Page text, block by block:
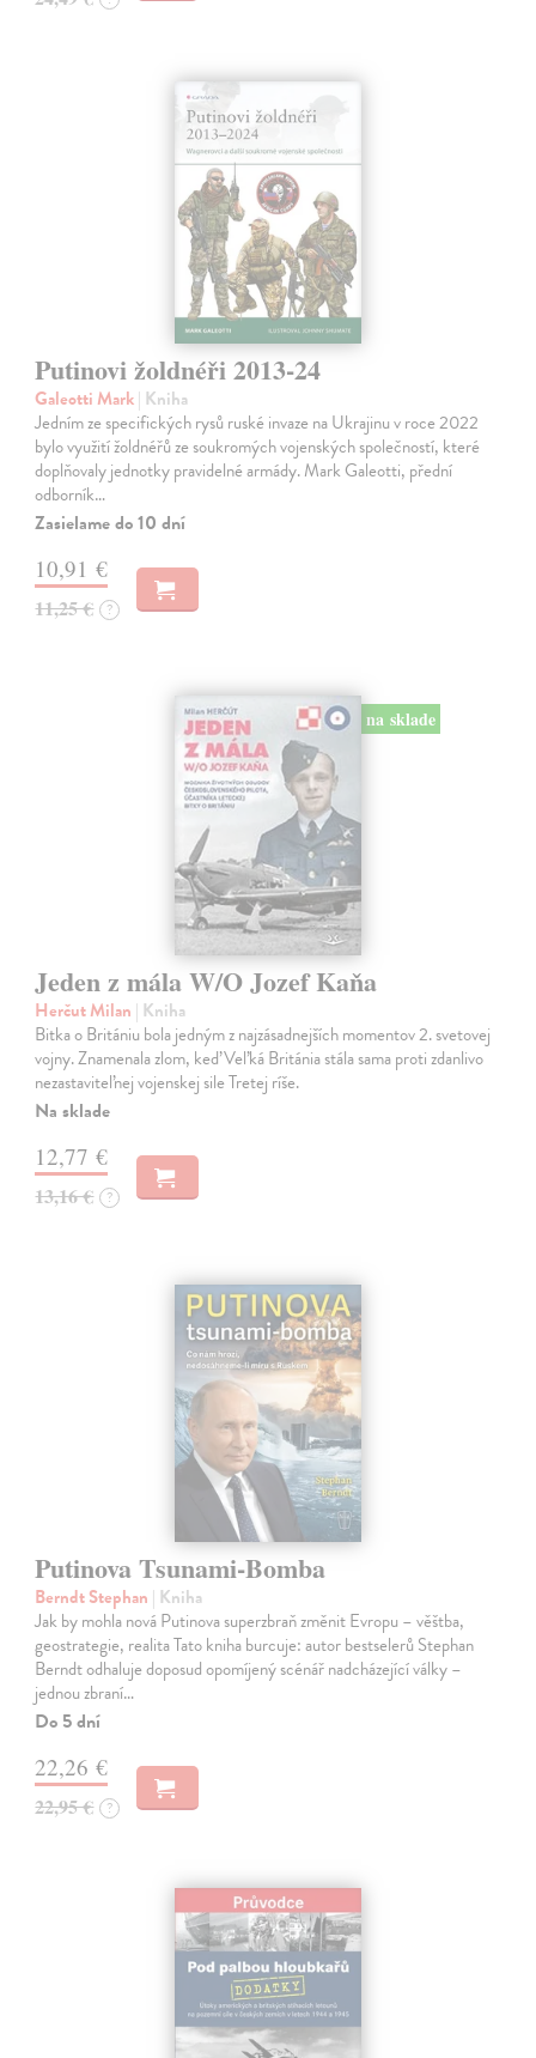
Putinovi žoldnéři 2013-24
Galeotti Mark| Kniha
Jedním ze specifických rysů ruské invaze na Ukrajinu v roce 2022
bylo využití žoldnéřů ze soukromých vojenských společností, které
doplňovaly jednotky pravidelné armády. Mark Galeotti, přední
odborník…
Zasielame do 10 dní
10,91 €
11,25 € ?
na sklade
Jeden z mála W/O Jozef Kaňa
Herčut Milan | Kniha
Bitka o Britániu bola jedným z najzásadnejších momentov 2. svetovej
vojny. Znamenala zlom, keď Veľká Británia stála sama proti zdanlivo
nezastaviteľnej vojenskej sile Tretej ríše.
Na sklade
12,77 €
13,16 € ?
Putinova Tsunami-Bomba
Berndt Stephan | Kniha
Jak by mohla nová Putinova superzbraň změnit Evropu – věštba,
geostrategie, realita Tato kniha burcuje: autor bestselerů Stephan
Berndt odhaluje doposud opomíjený scénář nadcházející války –
jednou zbraní…
Do 5 dní
22,26 €
22,95 € ?